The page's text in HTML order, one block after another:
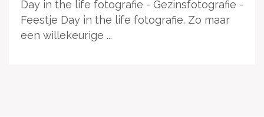
Day in the life fotografie - Gezinsfotografie -
Feestje Day in the life fotografie. Zo maar
een willekeurige ...